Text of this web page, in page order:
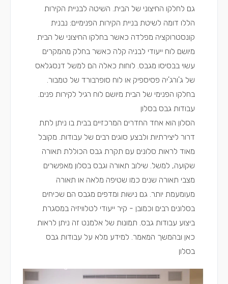
גם לחלקו החיצוני של הבית. השיטה לבניית הקירות
הללו דומה לשיטת בניית הקירות הפנימיים: נבנית
קונסטרוקציה מפלדה כאשר בחלקו החיצוני של הבית
מיושם לוח ייעודי לבניה קלה כאשר בחלק מהמקרים
עשוי בבסיסו מגבס. לוחות כאלה הם למשל דנסגלאס
של ג'ורג'יה פסיספיק או לוח סופרבורד של טמבור.
בחלקו הפנימי של הבית מיושם לוח רגיל לקירות פנים.
עבודות גבס בסלון
הסלון הוא אחד החדרים המרכזיים בבית בו ניתן לתת
דרור ליצירתיות ולבצע סוגים רבים של עבודות. מקובל
מאוד לראות סלונים עם תקרת גבס הכוללת תאורה
שקועה, למשל. שילוב תאורה וגבס בסלון מאפשרים
מצבי תאורה שנים כמו שטיפה מלאה או תאורה
מעומעמת יותר. גם נישות ומדפים מגבס הם שכיחים
בסלונים רבים וכמובן - קיר ייעודי לטלוויזיה במסגרת
ביצוע עבודות גבס. תמונות של אלמנט זה ניתן לראות
כאן ובהמשך המאמר. למידע מלא על עבודות גבס
בסלון